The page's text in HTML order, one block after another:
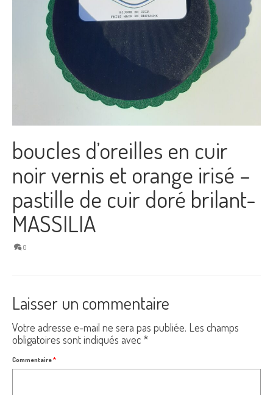
boucles d’oreilles en cuir
noir vernis et orange irisé –
pastille de cuir doré brilant-
MASSILIA
0
Laisser un commentaire
Votre adresse e-mail ne sera pas publiée. Les champs
obligatoires sont indiqués avec *
Commentaire*